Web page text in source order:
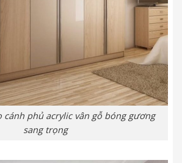
cánh phủ acrylic vân gỗ bóng gương
sang trọng